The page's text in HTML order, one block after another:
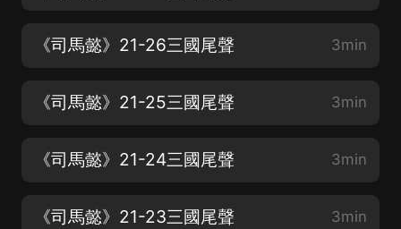
《司馬懿》21-26三國尾聲 3min
《司馬懿》21-25三國尾聲 3min
《司馬懿》21-24三國尾聲 3min
《司馬懿》21-23三國尾聲 3min